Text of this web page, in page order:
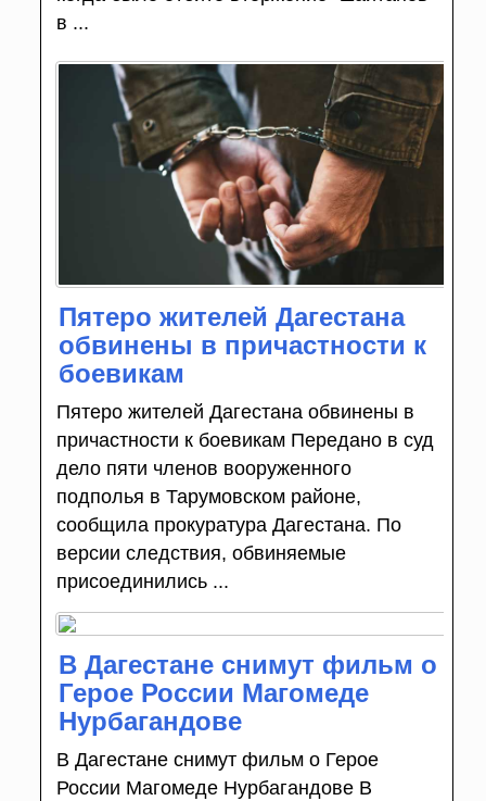
в ...
Пятеро жителей Дагестана
обвинены в причастности к
боевикам
Пятеро жителей Дагестана обвинены в
причастности к боевикам Передано в суд
дело пяти членов вооруженного
подполья в Тарумовском районе,
сообщила прокуратура Дагестана. По
версии следствия, обвиняемые
присоединились ...
В Дагестане снимут фильм о
Герое России Магомеде
Нурбагандове
В Дагестане снимут фильм о Герое
России Магомеде Нурбагандове В